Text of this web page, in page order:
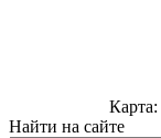
Карта:
Найти на сайте